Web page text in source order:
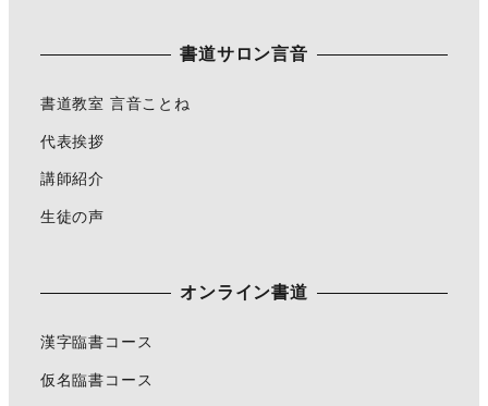
書道サロン言音
書道教室 言音ことね
代表挨拶
講師紹介
生徒の声
オンライン書道
漢字臨書コース
仮名臨書コース